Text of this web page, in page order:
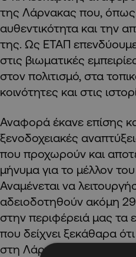
της Λάρνακας που, όπως
αυθεντικότητα και την
της. Ως ΕΤΑΠ
στις βιωματικές
στον πολιτισμό, στα
κοινότητες και στις
Αναφορά έκανε επίσης
ξενοδοχειακές
που προχωρούν και
μήνυμα για το μέλλον
Αναμένεται να
αδειοδοτηθούν ακόμη
στην περιφέρειά μας τα
που δείχνει ξεκάθαρα
στη Λάρνακα και στις